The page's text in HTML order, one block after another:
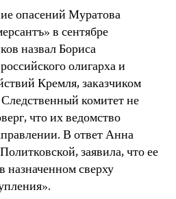
опасений Муратова
в сентябре
назвал Бориса
олигарха и
Кремля, заказчиком
комитет не
что их ведомство
В ответ Анна
заявила, что ее
сверху